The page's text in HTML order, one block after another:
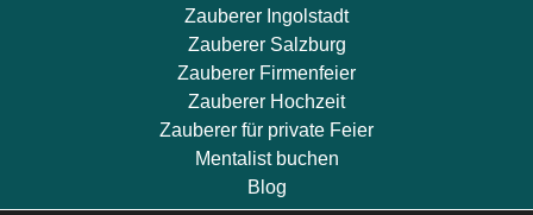
Zauberer Ingolstadt
Zauberer Salzburg
Zauberer Firmenfeier
Zauberer Hochzeit
Zauberer für private Feier
Mentalist buchen
Blog